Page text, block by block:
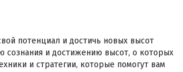
потенциал и достичь новых высот
сознания и достижению высот, о которых
и стратегии, которые помогут вам